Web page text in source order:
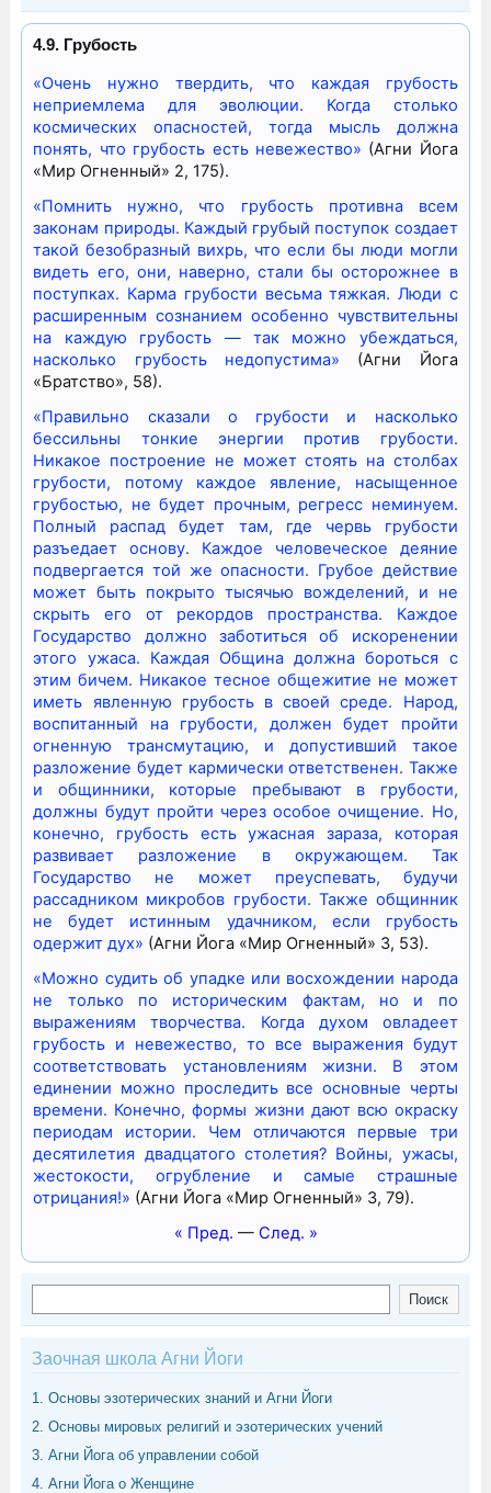
4.9. Грубость
«Очень нужно твердить, что каждая грубость
неприемлема для эволюции. Когда столько
космических опасностей, тогда мысль должна
понять, что грубость есть невежество» (Агни Йога
«Мир Огненный» 2, 175).
«Помнить нужно, что грубость противна всем
законам природы. Каждый грубый поступок создает
такой безобразный вихрь, что если бы люди могли
видеть его, они, наверно, стали бы осторожнее в
поступках. Карма грубости весьма тяжкая. Люди с
расширенным сознанием особенно чувствительны
на каждую грубость — так можно убеждаться,
насколько грубость недопустима» (Агни Йога
«Братство», 58).
«Правильно сказали о грубости и насколько
бессильны тонкие энергии против грубости.
Никакое построение не может стоять на столбах
грубости, потому каждое явление, насыщенное
грубостью, не будет прочным, регресс неминуем.
Полный распад будет там, где червь грубости
разъедает основу. Каждое человеческое деяние
подвергается той же опасности. Грубое действие
может быть покрыто тысячью вожделений, и не
скрыть его от рекордов пространства. Каждое
Государство должно заботиться об искоренении
этого ужаса. Каждая Община должна бороться с
этим бичем. Никакое тесное общежитие не может
иметь явленную грубость в своей среде. Народ,
воспитанный на грубости, должен будет пройти
огненную трансмутацию, и допустивший такое
разложение будет кармически ответственен. Также
и общинники, которые пребывают в грубости,
должны будут пройти через особое очищение. Но,
конечно, грубость есть ужасная зараза, которая
развивает разложение в окружающем. Так
Государство не может преуспевать, будучи
рассадником микробов грубости. Также общинник
не будет истинным удачником, если грубость
одержит дух» (Агни Йога «Мир Огненный» 3, 53).
«Можно судить об упадке или восхождении народа
не только по историческим фактам, но и по
выражениям творчества. Когда духом овладеет
грубость и невежество, то все выражения будут
соответствовать установлениям жизни. В этом
единении можно проследить все основные черты
времени. Конечно, формы жизни дают всю окраску
периодам истории. Чем отличаются первые три
десятилетия двадцатого столетия? Войны, ужасы,
жестокости, огрубление и самые страшные
отрицания!» (Агни Йога «Мир Огненный» 3, 79).
« Пред. — След. »
Поиск
Заочная школа Агни Йоги
1. Основы эзотерических знаний и Агни Йоги
2. Основы мировых религий и эзотерических учений
3. Агни Йога об управлении собой
4. Агни Йога о Женщине